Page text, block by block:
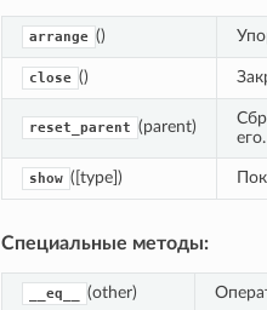
arrange ()
close ()
reset_parent (parent)
его.
show ([type])
Специальные методы:
__eq__ (other)